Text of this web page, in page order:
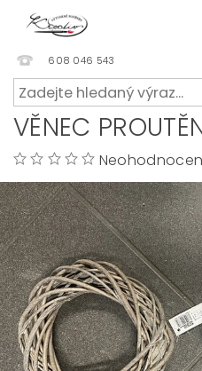
608 046 543
VĚNEC